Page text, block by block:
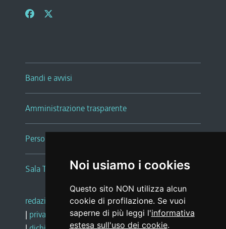
Noi usiamo i cookies
Questo sito NON utilizza alcun
cookie di profilazione. Se vuoi
saperne di più leggi l'informativa
estesa sull'uso dei cookie.
Bandi e avvisi
Amministrazione trasparente
Persone e Uffici
Sala Tiziano Tessitori
redazione web |note legali |glossario
| privacy
social media policy